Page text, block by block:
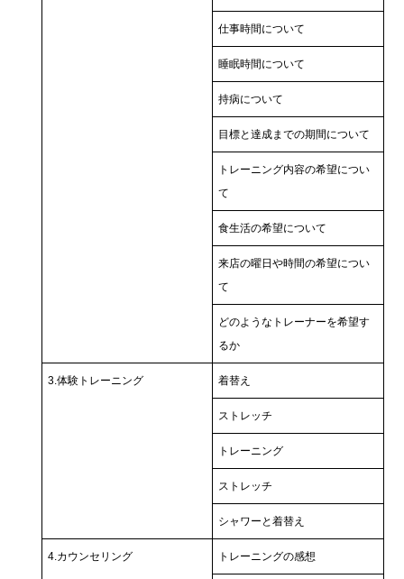
仕事時間について
睡眠時間について
持病について
目標と達成までの期間について
トレーニング内容の希望につい
て
食生活の希望について
来店の曜日や時間の希望につい
て
どのようなトレーナーを希望す
るか
3.体験トレーニング 着替え
ストレッチ
トレーニング
ストレッチ
シャワーと着替え
4.カウンセリング トレーニングの感想